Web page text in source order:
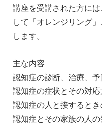
講座を受講された方に
して「オレンジリング
します。
主な内容
認知症の診断、治療、予
認知症の症状とその対応
認知症の人と接するとき
認知症とその家族の人